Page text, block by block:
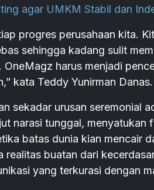
agar UMKM Stabil dan
progres perusahaan kita.
sehingga kadang sulit
harus menjadi
kata Teddy Yunirman Danas.
sekadar urusan seremonial
narasi tunggal, menyatukan
batas dunia kian mencair
realitas buatan dari
yang terkurasi dengan